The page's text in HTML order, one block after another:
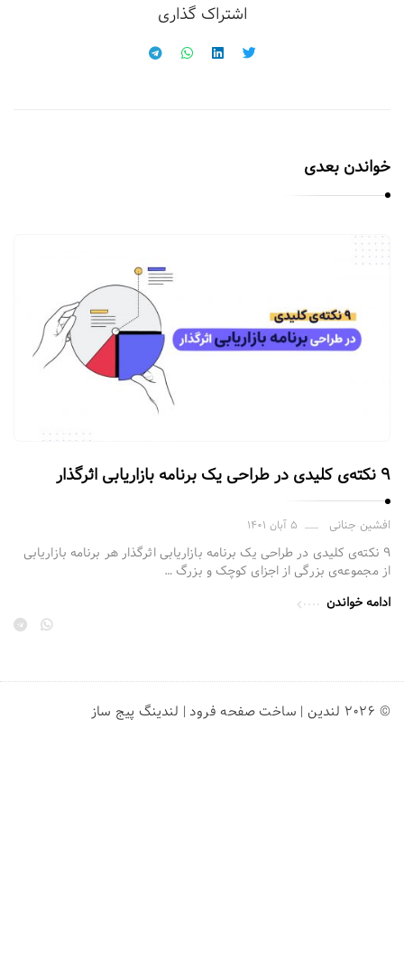
اشتراک گذاری
خواندن بعدی
۹ نکته‌ی کلیدی در طراحی یک برنامه بازاریابی اثرگذار
افشین جنانی ۵ آبان ۱۴۰۱
۹ نکته‌ی کلیدی در طراحی یک برنامه بازاریابی اثرگذار هر برنامه بازاریابی
از مجموعه‌ی بزرگی از اجزای کوچک و بزرگ …
ادامه خواندن
© ۲۰۲۶ لندین | ساخت صفحه فرود | لندینگ پیج ساز